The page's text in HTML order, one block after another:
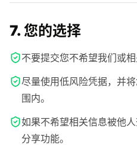
7. 您的选择
不要提交您不希望我们或
尽量使用低风险凭据，并
围内。
如果不希望相关信息被他
分享功能。